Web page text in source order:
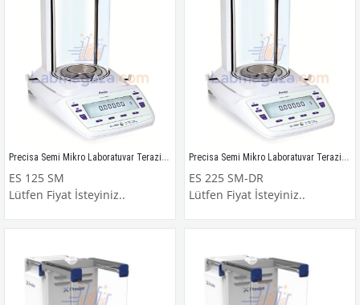
Precisa Semi Mikro Laboratuvar Terazisi / ES 125 SM
ES 125 SM
Lütfen Fiyat İsteyiniz..
Precisa Semi Mikro Laboratuvar Terazisi / ES 225 SM-DR
ES 225 SM-DR
Lütfen Fiyat İsteyiniz..